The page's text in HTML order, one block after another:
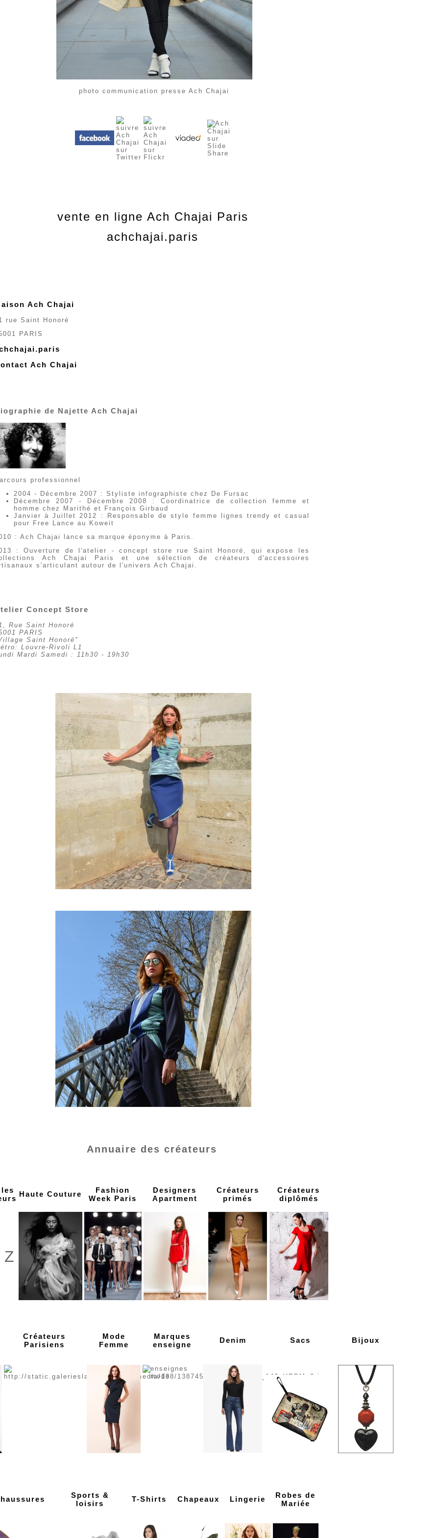
photo communication presse Ach Chajai
vente en ligne Ach Chajai Paris
achchajai.paris
Ach Chajai
rue Saint Honoré
PARIS
Ach Chajai
de Najette Ach Chajai
professionnel
2004 - Décembre 2007 : Styliste infographiste chez De Fursac
Décembre 2007 - Décembre 2008 : Coordinatrice de collection femme et
homme chez Marithé et François Girbaud
Janvier à Juillet 2012 : Responsable de style femme lignes trendy et casual
pour Free Lance au Koweit
: Ach Chajai lance sa marque éponyme à Paris.
: Ouverture de l'atelier - concept store rue Saint Honoré, qui expose les
Ach Chajai Paris et une sélection de créateurs d'accessoires
s'articulant autour de l'univers Ach Chajai.
Concept Store
Rue Saint Honoré
PARIS
Saint Honoré"
Louvre-Rivoli L1
Mardi Samedi : 11h30 - 19h30
Annuaire des créateurs
Haute Couture
Fashion
Week Paris
Designers
Apartment
Créateurs
primés
Créateurs
diplômés
Z
Créateurs
Parisiens
Mode
Femme
Marques
enseigne
Denim Sacs Bijoux
Sports &
loisirs
T-Shirts Chapeaux Lingerie
Robes de
Mariée